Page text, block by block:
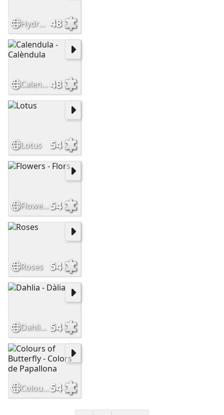
Hydrangeas - Hortènsies 48
Calendula - Calèndula48
Lotus 54
Flowers - Flors54
Roses 54
Dahlia - Dàlia 54
Colours of Butterfly - Colors de Papallona54